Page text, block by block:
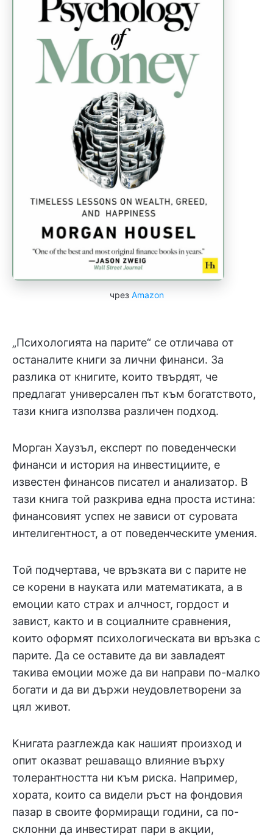
чрез Amazon
„Психологията на парите“ се отличава от
останалите книги за лични финанси. За
разлика от книгите, които твърдят, че
предлагат универсален път към богатството,
тази книга използва различен подход.
Морган Хаузъл, експерт по поведенчески
финанси и история на инвестициите, е
известен финансов писател и анализатор. В
тази книга той разкрива една проста истина:
финансовият успех не зависи от суровата
интелигентност, а от поведенческите умения.
Той подчертава, че връзката ви с парите не
се корени в науката или математиката, а в
емоции като страх и алчност, гордост и
завист, както и в социалните сравнения,
които оформят психологическата ви връзка с
парите. Да се оставите да ви завладеят
такива емоции може да ви направи по-малко
богати и да ви държи неудовлетворени за
цял живот.
Книгата разглежда как нашият произход и
опит оказват решаващо влияние върху
толерантността ни към риска. Например,
хората, които са видели ръст на фондовия
пазар в своите формиращи години, са по-
склонни да инвестират пари в акции,